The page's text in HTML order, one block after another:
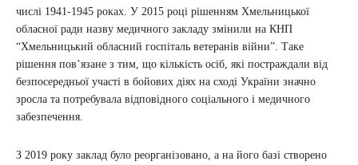
числі 1941-1945 роках. У 2015 році рішенням Хмельницької
обласної ради назву медичного закладу змінили на КНП
“Хмельницький обласний госпіталь ветеранів війни”. Таке
рішення пов’язане з тим, що кількість осіб, які постраждали від
безпосередньої участі в бойових діях на сході України значно
зросла та потребувала відповідного соціального і медичного
забезпечення.
З 2019 року заклад було реорганізовано, а на його базі створено